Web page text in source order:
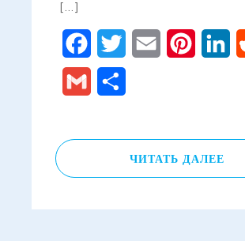
[…]
FacebookTwitter Email
Gmail
ЧИТАТЬ ДАЛЕЕ